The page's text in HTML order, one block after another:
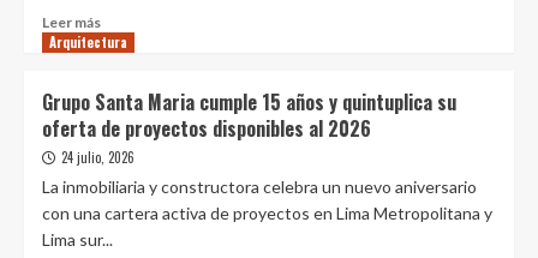
del
Rímac,
impulsar
un
modelo
desarrollo
urbano
de
Leer más
más
la
era
nuclear
a
era
de
Arquitectura
Grupo Santa Maria cumple 15 años y quintuplica su
oferta de proyectos disponibles al 2026
24 julio, 2026
La inmobiliaria y constructora celebra un nuevo aniversario
con una cartera activa de proyectos en Lima Metropolitana y
Lima sur...